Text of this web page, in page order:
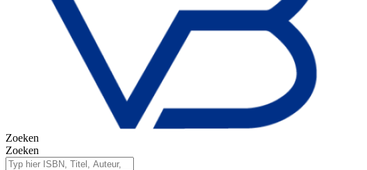
Zoeken
Zoeken